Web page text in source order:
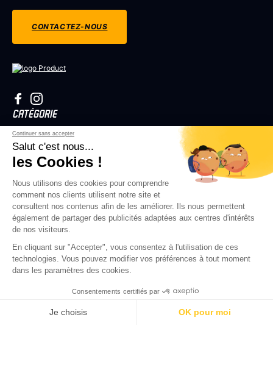
Continuer sans accepter
Salut c'est nous...
les Cookies !
Nous utilisons des cookies pour comprendre
comment nos clients utilisent notre site et
consultent nos contenus afin de les améliorer. Ils nous permettent
également de partager des publicités adaptées aux centres d'intérêts
de nos visiteurs.
En cliquant sur "Accepter", vous consentez à l'utilisation de ces
technologies. Vous pouvez modifier vos préférences à tout moment
dans les paramètres des cookies.
Consentements certifiés par
Je choisis OK pour moi
CONTACTEZ-NOUS
CATÉGORIE
Plaques d'immatriculation Auto
Plaques d'immatriculation Moto
Plaques d'immatriculation 4X4
PLUS D’INFOS
Mentions Légales
CGV/CGU
Réglementation
A PROPOS
Politique de rembourssement
Politique de confidentialité
COLLABORER
Professionnels de l’audiovisuel
Influenceurs